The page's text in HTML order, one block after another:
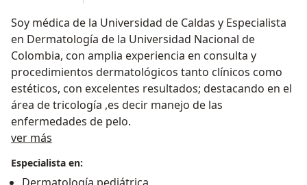
Soy médica de la Universidad de Caldas y Especialista
en Dermatología de la Universidad Nacional de
Colombia, con amplia experiencia en consulta y
procedimientos dermatológicos tanto clínicos como
estéticos, con excelentes resultados; destacando en el
área de tricología ,es decir manejo de las
enfermedades de pelo.
ver más
Especialista en: